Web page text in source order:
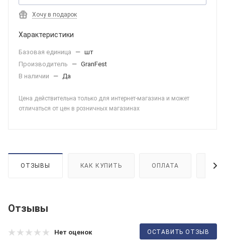
Хочу в подарок
Характеристики
Базовая единица — шт
Производитель
— GranFest
В наличии
— Да
Цена действительна только для интернет-магазина и может
отличаться от цен в розничных магазинах
ОТЗЫВЫ КАК КУПИТЬ ОПЛАТА
Отзывы
Нет оценок ОСТАВИТЬ ОТЗЫВ